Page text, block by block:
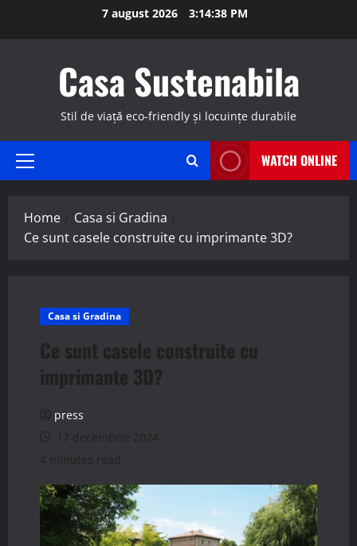
7 august 2026 3:14:38 PM
Casa Sustenabila
Stil de viață eco-friendly și locuințe durabile
Primary
WATCH ONLINE
Home
Casa si Gradina
Ce sunt casele construite cu imprimante 3D?
Casa si Gradina
Ce sunt casele construite cu
imprimante 3D?
press
17 decembrie 2024
4 minutes read